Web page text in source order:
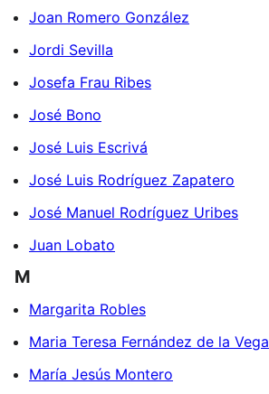
Joan Romero González
Jordi Sevilla
Josefa Frau Ribes
José Bono
José Luis Escrivá
José Luis Rodríguez Zapatero
José Manuel Rodríguez Uribes
Juan Lobato
M
Margarita Robles
Maria Teresa Fernández de la Vega
María Jesús Montero